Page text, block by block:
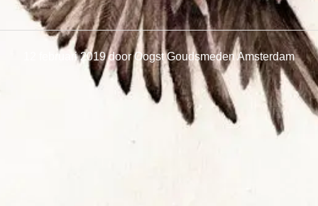
12 februari 2019doorOogst Goudsmeden Amsterdam